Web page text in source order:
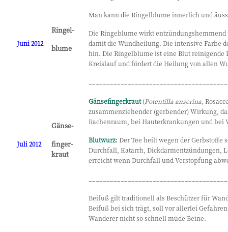
Juni 2012
Ringel-
blume
Man kann die Ringelblume innerlich und
Die Ringeblume wirkt
damit die Wundheilung. Die intensive Farbe
hin. Die Ringelblume ist eine Blut
Kreislauf und fördert die Heilung von allen
Juli 2012
Gänse-
finger-
kraut
Gänsefingerkraut(Potentilla anserina ,
zusammenziehender (gerbender) Wirkung,
Rachenraum, bei Hauterkrankungen und bei
Blutwurz: Der Tee heilt wegen der Gerbstoffe
Durchfall, Katarrh, Dickdarmentzündungen,
erreicht wenn Durchfall und Verstopfung
Beifuß gilt traditionell als Beschützer für
Beifuß bei sich trägt, soll vor allerlei
Wanderer nicht so schnell müde Beine.